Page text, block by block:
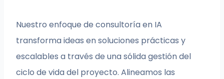
Nuestro enfoque de consultoría en IA
transforma ideas en soluciones prácticas y
escalables a través de una sólida gestión del
ciclo de vida del proyecto. Alineamos las